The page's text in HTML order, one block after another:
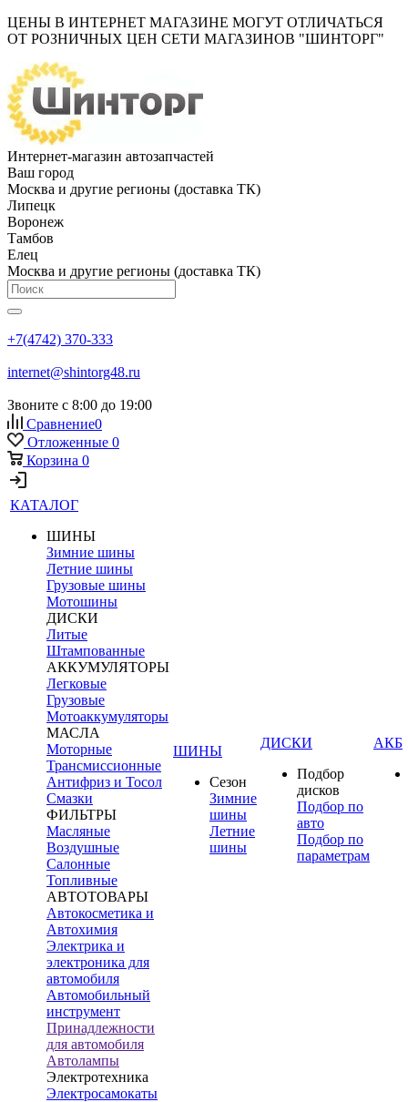
ЦЕНЫ В ИНТЕРНЕТ МАГАЗИНЕ МОГУТ ОТЛИЧАТЬСЯ
ОТ РОЗНИЧНЫХ ЦЕН СЕТИ МАГАЗИНОВ "ШИНТОРГ"
Интернет-магазин автозапчастей
Ваш город
Москва и другие регионы (доставка ТК)
Липецк
Воронеж
Тамбов
Елец
Москва и другие регионы (доставка ТК)
+7(4742) 370-333
internet@shintorg48.ru
Звоните с 8:00 до 19:00
Сравнение0
Отложенные 0
Корзина 0
КАТАЛОГ
ШИНЫ
Зимние шины
Летние шины
Грузовые шины
Мотошины
ДИСКИ
Литые
Штампованные
АККУМУЛЯТОРЫ
Легковые
Грузовые
Мотоаккумуляторы
МАСЛА
Моторные
Трансмиссионные
Антифриз и Тосол
Смазки
ФИЛЬТРЫ
Масляные
Воздушные
Салонные
Топливные
АВТОТОВАРЫ
Автокосметика и
Автохимия
Электрика и
электроника для
автомобиля
Автомобильный
инструмент
Принадлежности
для автомобиля
Автолампы
Электротехника
Электросамокаты
ШИНЫ
Сезон
Зимние
шины
Летние
шины
ДИСКИ
Подбор
дисков
Подбор по
авто
Подбор по
параметрам
АКБ